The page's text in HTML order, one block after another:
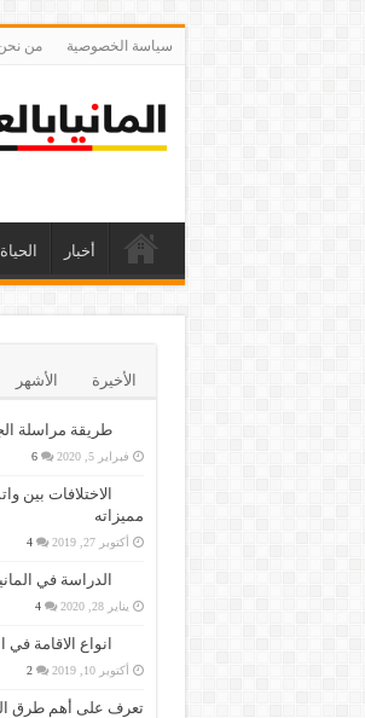
سياسة الخصوصية من
أخبار
الأخيرة الأشهر
طريقة مراسلة
فبراير 5, 2020 6
الاختلافات
مميزاته
أكتوبر 27, 2019 4
الدراسة في المانيا 2020 واهم التفاصيل
يناير 28, 2020 4
انواع الاقامة في
أكتوبر 10, 2019 2
تعرف على أهم طرق